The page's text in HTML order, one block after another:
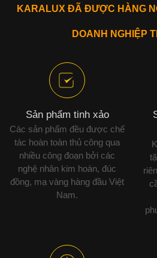
KARALUX ĐÃ ĐƯỢC HÀNG
DOANH NGHIỆP
Sản phẩm tinh xảo
Các sản phẩm đều được chế
tác hoàn toàn thủ công qua
nhiều công đoạn bởi các
nghệ nhân kim hoàn, đúc
đồng, mạ vàng hàng đầu Việt
Nam.